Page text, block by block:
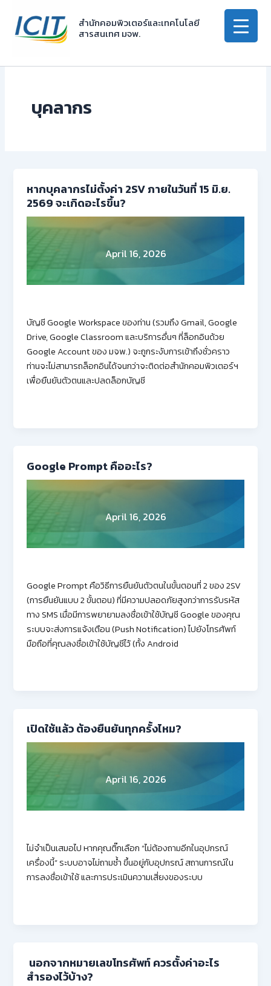
content
สำนักคอมพิวเตอร์และเทคโนโลยี
สารสนเทศ มจพ.
บุคลากร
หากบุคลากรไม่ตั้งค่า 2SV ภายในวันที่ 15 มิ.ย.
2569 จะเกิดอะไรขึ้น?
April 16, 2026
บัญชี Google Workspace ของท่าน (รวมถึง Gmail, Google
Drive, Google Classroom และบริการอื่นๆ ที่ล็อกอินด้วย
Google Account ของ มจพ.) จะถูกระงับการเข้าถึงชั่วคราว
ท่านจะไม่สามารถล็อกอินได้จนกว่าจะติดต่อสำนักคอมพิวเตอร์ฯ
เพื่อยืนยันตัวตนและปลดล็อกบัญชี
Google Prompt คืออะไร?
April 16, 2026
Google Prompt คือวิธีการยืนยันตัวตนในขั้นตอนที่ 2 ของ 2SV
(การยืนยันแบบ 2 ขั้นตอน) ที่มีความปลอดภัยสูงกว่าการรับรหัส
ทาง SMS เมื่อมีการพยายามลงชื่อเข้าใช้บัญชี Google ของคุณ
ระบบจะส่งการแจ้งเตือน (Push Notification) ไปยังโทรศัพท์
มือถือที่คุณลงชื่อเข้าใช้บัญชีไว้ (ทั้ง Android
เปิดใช้แล้ว ต้องยืนยันทุกครั้งไหม?
April 16, 2026
ไม่จำเป็นเสมอไป หากคุณติ๊กเลือก “ไม่ต้องถามอีกในอุปกรณ์
เครื่องนี้” ระบบอาจไม่ถามซ้ำ ขึ้นอยู่กับอุปกรณ์ สถานการณ์ใน
การลงชื่อเข้าใช้ และการประเมินความเสี่ยงของระบบ
นอกจากหมายเลขโทรศัพท์ ควรตั้งค่าอะไร
สำรองไว้บ้าง?